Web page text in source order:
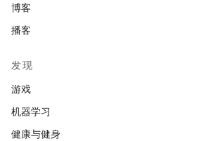
博客
播客
发现
游戏
机器学习
健康与健身